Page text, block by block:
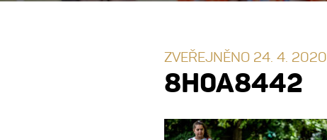
ZVEŘEJNĚNO 24. 4. 2020
8H0A8442